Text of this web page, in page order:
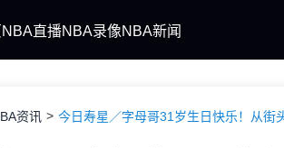
NBA直播NBA录像NBA新闻
资讯